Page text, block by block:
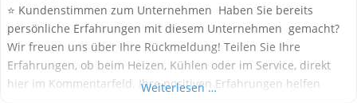
⭐ Kundenstimmen zum Unternehmen Haben Sie bereits
persönliche Erfahrungen mit diesem Unternehmen gemacht?
Wir freuen uns über Ihre Rückmeldung! Teilen Sie Ihre
Erfahrungen, ob beim Heizen, Kühlen oder im Service, direkt
hier im Kommentarfeld. Ihre positiven Erfahrungen helfen
Weiterlesen …